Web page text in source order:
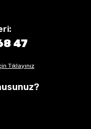
47
Tıklayınız